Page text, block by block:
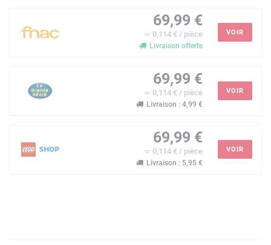
69,99 €
≃ 0,114 € / pièce
Livraison offerte
VOIR
69,99 €
≃ 0,114 € / pièce
Livraison : 4,99 €
VOIR
69,99 €
≃ 0,114 € / pièce
Livraison : 5,95 €
VOIR